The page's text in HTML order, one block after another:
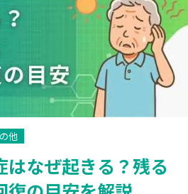
他
はなぜ起きる？残る